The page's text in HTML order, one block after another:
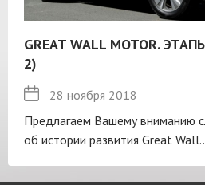
GREAT WALL MOTOR.
2)
28 ноября 2018
Предлагаем Вашему вниманию
об истории развития Great